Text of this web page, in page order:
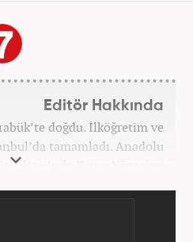
Editör Hakkında
doğdu. İlköğretim ve
tamamladı. Anadolu
Kamu Yönetimi